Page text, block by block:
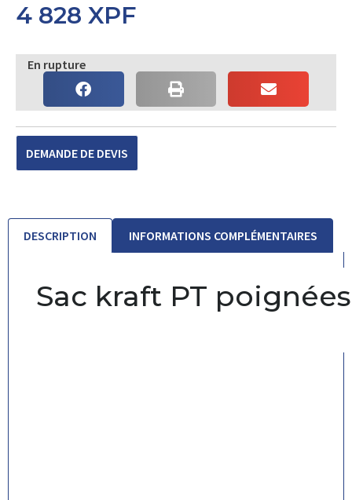
4 828 XPF
En rupture
DEMANDE DE DEVIS
DESCRIPTION INFORMATIONS COMPLÉMENTAIRES
Sac kraft PT